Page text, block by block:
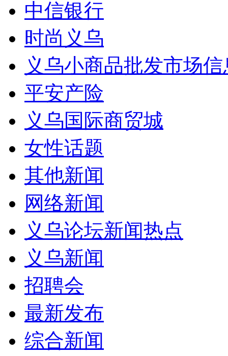
中信银行
时尚义乌
义乌小商品批发市场
平安产险
义乌国际商贸城
女性话题
其他新闻
网络新闻
义乌论坛新闻热点
义乌新闻
招聘会
最新发布
综合新闻